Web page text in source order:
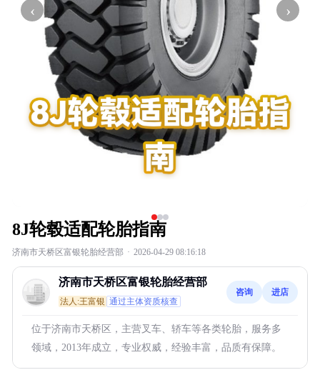
‹ ›
8J轮毂适配轮胎指南
济南市天桥区富银轮胎经营部 · 2026-04-29 08:16:18
济南市天桥区富银轮胎经营部
法人:王富银 通过主体资质核查
咨询 进店
位于济南市天桥区，主营叉车、轿车等各类轮胎，服务多
领域，2013年成立，专业权威，经验丰富，品质有保障。